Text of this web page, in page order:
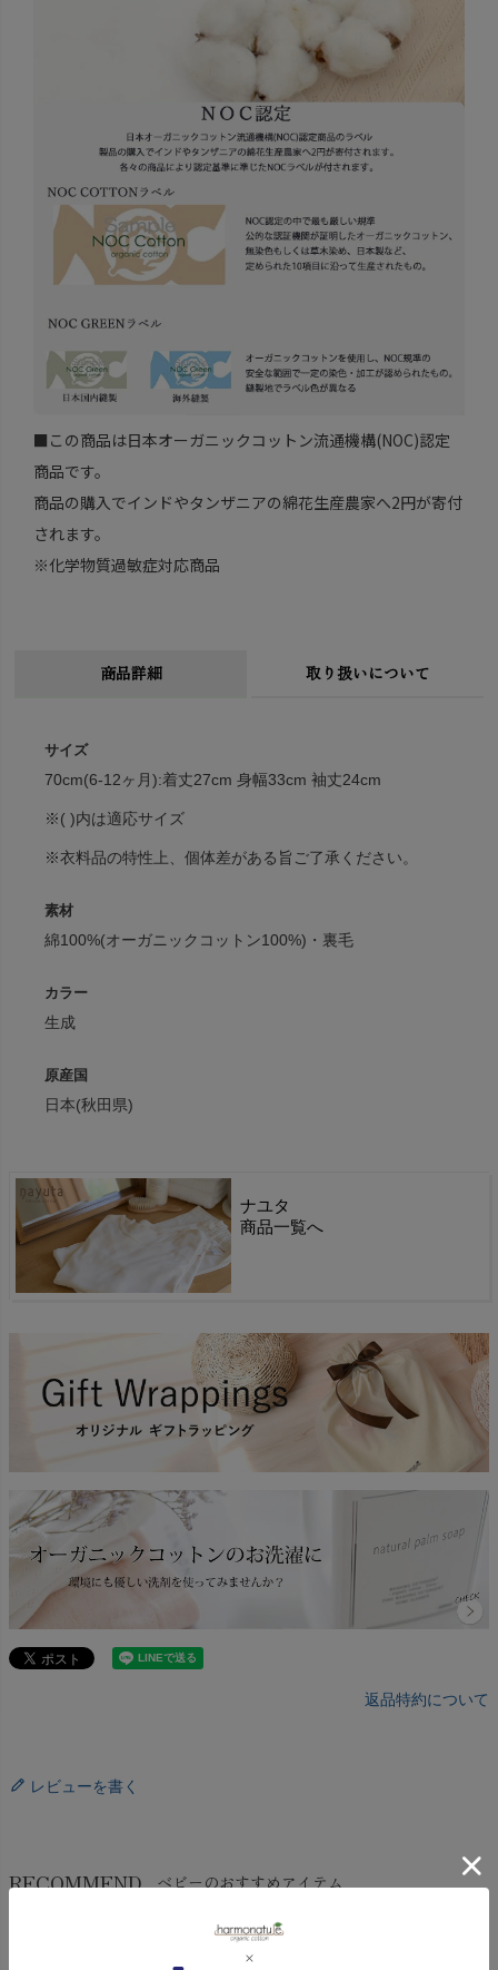
■この商品は日本オーガニックコットン流通機構(NOC)認定
商品です。
商品の購入でインドやタンザニアの綿花生産農家へ2円が寄付
されます。
※化学物質過敏症対応商品
商品詳細 取り扱いについて
サイズ
70cm(6-12ヶ月):着丈27cm 身幅33cm 袖丈24cm
※( )内は適応サイズ
※衣料品の特性上、個体差がある旨ご了承ください。
素材
綿100%(オーガニックコットン100%)・裏毛
カラー
生成
原産国
日本(秋田県)
ナユタ
商品一覧へ
返品特約について
レビューを書く
RECOMMEND ベビーのおすすめアイテム